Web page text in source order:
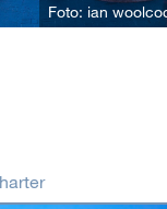
Foto: ian